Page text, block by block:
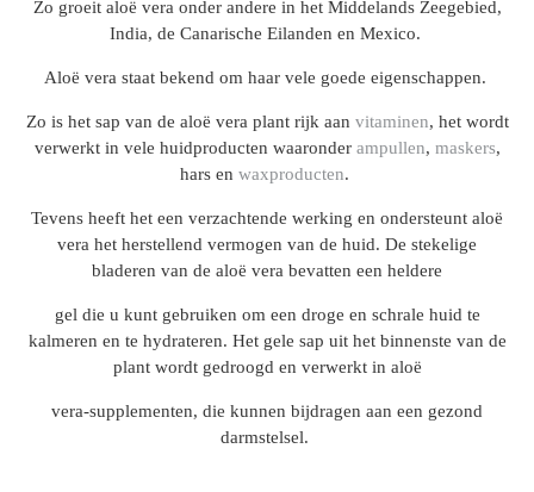
Zo groeit aloë vera onder andere in het Middelands Zeegebied,
India, de Canarische Eilanden en Mexico.
Aloë vera staat bekend om haar vele goede eigenschappen.
Zo is het sap van de aloë vera plant rijk aan vitaminen, het wordt
verwerkt in vele huidproducten waaronder ampullen, maskers,
hars en waxproducten.
Tevens heeft het een verzachtende werking en ondersteunt aloë
vera het herstellend vermogen van de huid. De stekelige
bladeren van de aloë vera bevatten een heldere
gel die u kunt gebruiken om een droge en schrale huid te
kalmeren en te hydrateren. Het gele sap uit het binnenste van de
plant wordt gedroogd en verwerkt in aloë
vera-supplementen, die kunnen bijdragen aan een gezond
darmstelsel.